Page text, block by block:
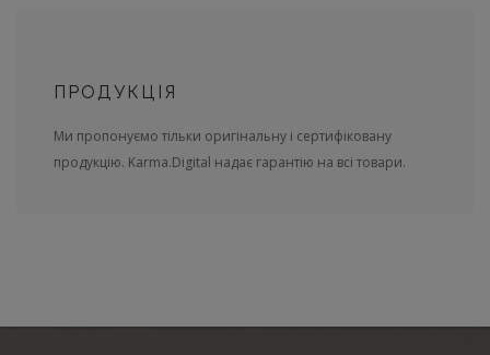
ПРОДУКЦІЯ
Ми пропонуємо тільки оригінальну і сертифіковану
продукцію. Karma.Digital надає гарантію на всі товари.